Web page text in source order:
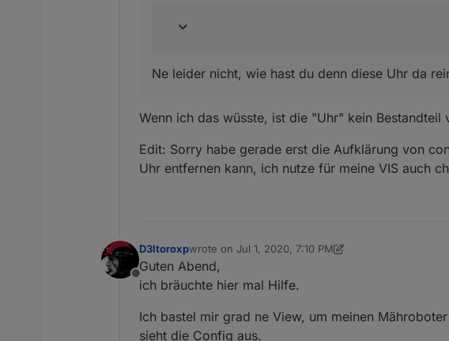
Ne leider nicht, wie hast du denn diese Uhr da
Wenn ich das wüsste, ist die "Uhr" kein Bestandteil
Edit: Sorry habe gerade erst die Aufklärung von
Uhr entfernen kann, ich nutze für meine VIS auch
Offline
D3ltoroxpwrote on Jul 1, 2020, 7:10 PM
last edited by D3ltoroxpJul 1, 2020, 9:12 PM
Guten Abend,
ich bräuchte hier mal Hilfe.
Ich bastel mir grad ne View, um meinen
sieht die Config aus.